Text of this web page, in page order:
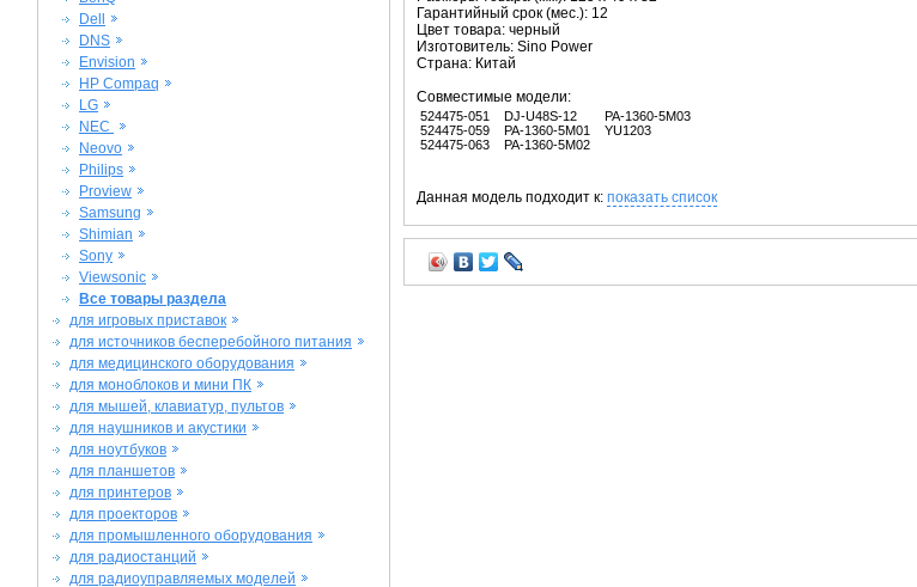
Dell
DNS
Envision
HP Compaq
LG
NEC
Neovo
Philips
Proview
Samsung
Shimian
Sony
Viewsonic
Все товары раздела
для игровых приставок
для источников бесперебойного питания
для медицинского оборудования
для моноблоков и мини ПК
для мышей, клавиатур, пультов
для наушников и акустики
для ноутбуков
для планшетов
для принтеров
для проекторов
для промышленного оборудования
для радиостанций
для радиоуправляемых моделей
Гарантийный срок (мес.): 12
Цвет товара: черный
Изготовитель: Sino Power
Страна: Китай
Совместимые модели:
524475-051
524475-059
524475-063
DJ-U48S-12
PA-1360-5M01
PA-1360-5M02
PA-1360-5M03
YU1203
Данная модель подходит к: показать список